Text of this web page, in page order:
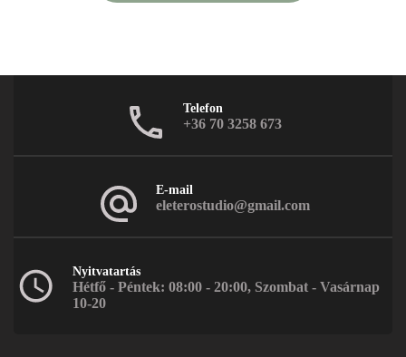
Telefon
+36 70 3258 673
E-mail
eleterostudio@gmail.com
Nyitvatartás
Hétfő - Péntek: 08:00 - 20:00, Szombat - Vasárnap
10-20